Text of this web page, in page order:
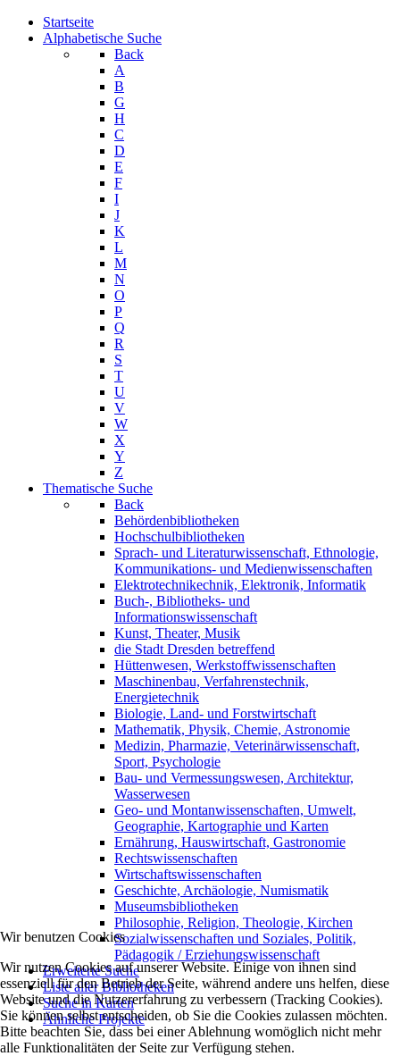
Startseite
Alphabetische Suche
Back
A
B
G
H
C
D
E
F
I
J
K
L
M
N
O
P
Q
R
S
T
U
V
W
X
Y
Z
Thematische Suche
Back
Behördenbibliotheken
Hochschulbibliotheken
Sprach- und Literaturwissenschaft, Ethnologie,
Kommunikations- und Medienwissenschaften
Elektrotechnikechnik, Elektronik, Informatik
Buch-, Bibliotheks- und
Informationswissenschaft
Kunst, Theater, Musik
die Stadt Dresden betreffend
Hüttenwesen, Werkstoffwissenschaften
Maschinenbau, Verfahrenstechnik,
Energietechnik
Biologie, Land- und Forstwirtschaft
Mathematik, Physik, Chemie, Astronomie
Medizin, Pharmazie, Veterinärwissenschaft,
Sport, Psychologie
Bau- und Vermessungswesen, Architektur,
Wasserwesen
Geo- und Montanwissenschaften, Umwelt,
Geographie, Kartographie und Karten
Ernährung, Hauswirtschaft, Gastronomie
Rechtswissenschaften
Wirtschaftswissenschaften
Geschichte, Archäologie, Numismatik
Museumsbibliotheken
Philosophie, Religion, Theologie, Kirchen
Sozialwissenschaften und Soziales, Politik,
Pädagogik / Erziehungswissenschaft
Erweiterte Suche
Liste aller Bibliotheken
Suche in Karten
Ähnliche Projekte
Wir benutzen Cookies
Wir nutzen Cookies auf unserer Website. Einige von ihnen sind
essenziell für den Betrieb der Seite, während andere uns helfen, diese
Website und die Nutzererfahrung zu verbessern (Tracking Cookies).
Sie können selbst entscheiden, ob Sie die Cookies zulassen möchten.
Bitte beachten Sie, dass bei einer Ablehnung womöglich nicht mehr
alle Funktionalitäten der Seite zur Verfügung stehen.